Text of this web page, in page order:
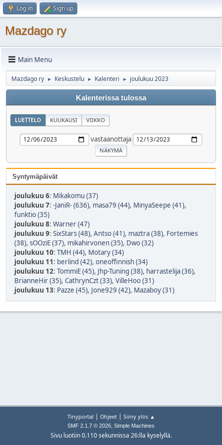
Log in Sign up
Mazdago ry
Main Menu
Mazdago ry ► Keskustelu ► Kalenteri ► joulukuu 2023
Kalenterissa tulossa
LUETTELO KUUKAUSI VIIKKO
vastaanottaja
Syntymäpäivät
joulukuu 6: Mikakomu (37)
joulukuu 7: -JaniR- (636), masa79 (44), MinyaSeepe (41),
funktio (35)
joulukuu 8: Warner (47)
joulukuu 9: SixStars (48), Antso (41), maztra (38), Fortemies
(38), sOOziE (37), mikahirvonen (35), Dwo (32)
joulukuu 10: TMH (44), Motary (34)
joulukuu 11: berlind (42), oneoffinnish (34)
joulukuu 12: TommiE (45), Jhp-Tuning (38), harrastelija (36),
BrianneHir (35), CathrynCzt (33), VilleHoo (31)
joulukuu 13: Pazze (45), Jone929 (42), Mazaboy (31)
Tinyportal | Ohjeet| Siirry ylös ▲
SMF 2.1.7 © 2026, Simple Machines
Sivu luotiin 0.110 sekunnissa 26:lla kyselyllä.